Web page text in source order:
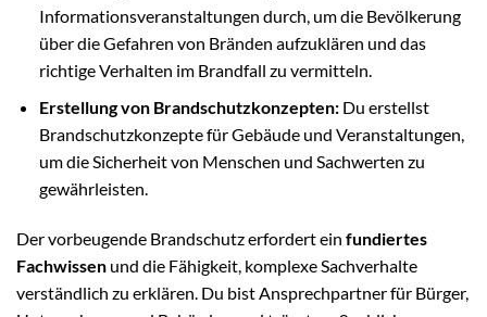
Informationsveranstaltungen durch, um die Bevölkerung
über die Gefahren von Bränden aufzuklären und das
richtige Verhalten im Brandfall zu vermitteln.
Erstellung von Brandschutzkonzepten:Du erstellst
Brandschutzkonzepte für Gebäude und Veranstaltungen,
um die Sicherheit von Menschen und Sachwerten zu
gewährleisten.
Der vorbeugende Brandschutz erfordert ein fundiertes
Fachwissen und die Fähigkeit, komplexe Sachverhalte
verständlich zu erklären. Du bist Ansprechpartner für Bürger,